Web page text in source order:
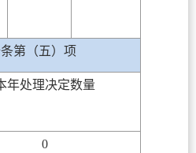
第（五）项
年处理决定数量
0